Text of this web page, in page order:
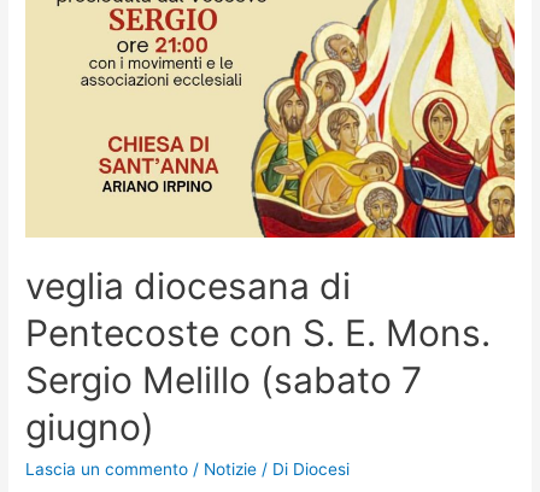
veglia diocesana di
Pentecoste con S. E. Mons.
Sergio Melillo (sabato 7
giugno)
Lascia un commento / Notizie / Di Diocesi